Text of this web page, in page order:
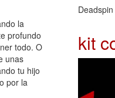
la
profundo
todo. O
unas
tu hijo
por la
Deadspin
kit